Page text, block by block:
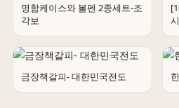
명함케이스와 볼펜 2종세트-조
각보
금장책갈피- 대한민국전도